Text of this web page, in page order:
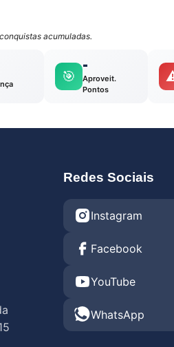
acumuladas.
🎯
-
Aproveit.
Pontos
Redes Sociais
Instagram
Facebook
YouTube
WhatsApp